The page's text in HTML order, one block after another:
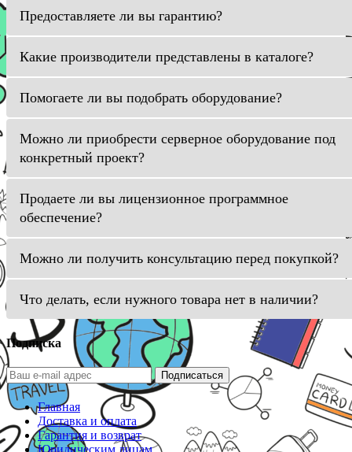
Предоставляете ли вы гарантию?
Какие производители представлены в каталоге?
Помогаете ли вы подобрать оборудование?
Можно ли приобрести серверное оборудование под
конкретный проект?
Продаете ли вы лицензионное программное
обеспечение?
Можно ли получить консультацию перед покупкой?
Что делать, если нужного товара нет в наличии?
Подписка
Подписаться
Главная
Доставка и оплата
Гарантия и возврат